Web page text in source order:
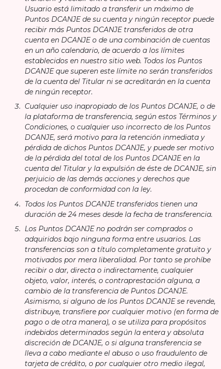
Usuario está limitado a transferir un máximo de
Puntos DCANJE de su cuenta y ningún receptor puede
recibir más Puntos DCANJE transferidos de otra
cuenta en DCANJE o de una combinación de cuentas
en un año calendario, de acuerdo a los límites
establecidos en nuestro sitio web. Todos los Puntos
DCANJE que superen este límite no serán transferidos
de la cuenta del Titular ni se acreditarán en la cuenta
de ningún receptor.
Cualquier uso inapropiado de los Puntos DCANJE, o de
la plataforma de transferencia, según estos Términos y
Condiciones, o cualquier uso incorrecto de los Puntos
DCANJE, será motivo para la retención inmediata y
pérdida de dichos Puntos DCANJE, y puede ser motivo
de la pérdida del total de los Puntos DCANJE en la
cuenta del Titular y la expulsión de éste de DCANJE, sin
perjuicio de las demás acciones y derechos que
procedan de conformidad con la ley.
Todos los Puntos DCANJE transferidos tienen una
duración de 24 meses desde la fecha de transferencia.
Los Puntos DCANJE no podrán ser comprados o
adquiridos bajo ninguna forma entre usuarios. Las
transferencias son a título completamente gratuito y
motivados por mera liberalidad. Por tanto se prohíbe
recibir o dar, directa o indirectamente, cualquier
objeto, valor, interés, o contraprestación alguna, a
cambio de la transferencia de Puntos DCANJE.
Asimismo, si alguno de los Puntos DCANJE se revende,
distribuye, transfiere por cualquier motivo (en forma de
pago o de otra manera), o se utiliza para propósitos
indebidos determinados según la entera y absoluta
discreción de DCANJE, o si alguna transferencia se
lleva a cabo mediante el abuso o uso fraudulento de
tarjeta de crédito, o por cualquier otro medio ilegal,